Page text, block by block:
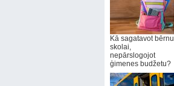
Kā sagatavot bērnu
skolai,
nepārslogojot
ģimenes budžetu?